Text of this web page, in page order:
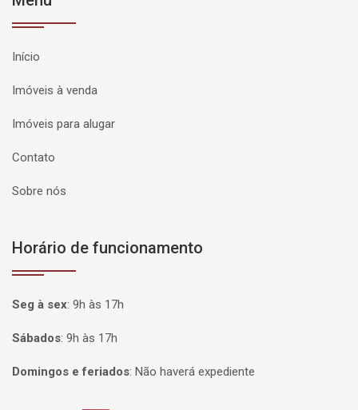
Início
Imóveis à venda
Imóveis para alugar
Contato
Sobre nós
Horário de funcionamento
Seg à sex: 9h às 17h
Sábados: 9h às 17h
Domingos e feriados: Não haverá expediente